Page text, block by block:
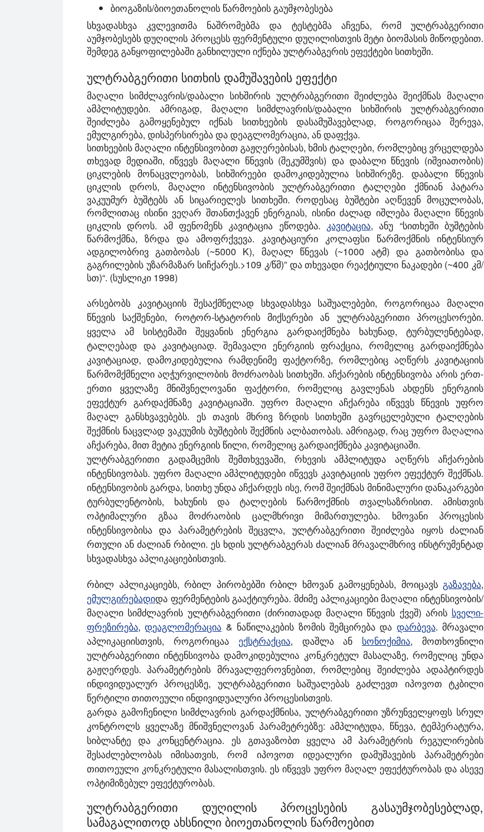
ბიოგაზის/ბიოეთანოლის წარმოების გაუმჯობესება
სხვადასხვა კვლევითმა ნაშრომებმა და ტესტებმა აჩვენა, რომ ულტრაბგერითი
აუმჯობესებს დუღილის პროცესს ფერმენტული დუღილისთვის მეტი ბიომასის მიწოდებით.
შემდეგ განყოფილებაში განხილული იქნება ულტრაბგერის ეფექტები სითხეში.
ულტრაბგერითი სითხის დამუშავების ეფექტი
მაღალი სიმძლავრის/დაბალი სიხშირის ულტრაბგერითი შეიძლება შეიქმნას მაღალი
ამპლიტუდები. ამრიგად, მაღალი სიმძლავრის/დაბალი სიხშირის ულტრაბგერითი
შეიძლება გამოყენებულ იქნას სითხეების დასამუშავებლად, როგორიცაა შერევა,
ემულგირება, დისპერსირება და დეაგლომერაცია, ან დაფქვა.
სითხეების მაღალი ინტენსივობით გაჟღერებისას, ხმის ტალღები, რომლებიც ვრცელდება
თხევად მედიაში, იწვევს მაღალი წნევის (შეკუმშვის) და დაბალი წნევის (იშვიათობის)
ციკლების მონაცვლეობას, სიხშირეები დამოკიდებულია სიხშირეზე. დაბალი წნევის
ციკლის დროს, მაღალი ინტენსივობის ულტრაბგერითი ტალღები ქმნიან პატარა
ვაკუუმურ ბუშტებს ან სიცარიელეს სითხეში. როდესაც ბუშტები აღწევენ მოცულობას,
რომლითაც ისინი ვეღარ შთანთქავენ ენერგიას, ისინი ძალად იშლება მაღალი წნევის
ციკლის დროს. ამ ფენომენს კავიტაცია ეწოდება. კავიტაცია, ანუ “სითხეში ბუშტების
წარმოქმნა, ზრდა და ამოფრქვევა. კავიტაციური კოლაფსი წარმოქმნის ინტენსიურ
ადგილობრივ გათბობას (~5000 K), მაღალ წნევას (~1000 ატმ) და გათბობისა და
გაგრილების უზარმაზარ სიჩქარეს.>109 კ/წმ)” და თხევადი რეაქტიული ნაკადები (~400 კმ/
სთ)“. (სუსლიკი 1998)
არსებობს კავიტაციის შესაქმნელად სხვადასხვა საშუალებები, როგორიცაა მაღალი
წნევის საქშენები, როტორ-სტატორის მიქსერები ან ულტრაბგერითი პროცესორები.
ყველა ამ სისტემაში შეყვანის ენერგია გარდაიქმნება ხახუნად, ტურბულენტებად,
ტალღებად და კავიტაციად. შემავალი ენერგიის ფრაქცია, რომელიც გარდაიქმნება
კავიტაციად, დამოკიდებულია რამდენიმე ფაქტორზე, რომლებიც აღწერს კავიტაციის
წარმომქმნელი აღჭურვილობის მოძრაობას სითხეში. აჩქარების ინტენსივობა არის ერთ-
ერთი ყველაზე მნიშვნელოვანი ფაქტორი, რომელიც გავლენას ახდენს ენერგიის
ეფექტურ გარდაქმნაზე კავიტაციაში. უფრო მაღალი აჩქარება იწვევს წნევის უფრო
მაღალ განსხვავებებს. ეს თავის მხრივ ზრდის სითხეში გავრცელებული ტალღების
შექმნის ნაცვლად ვაკუუმის ბუშტების შექმნის ალბათობას. ამრიგად, რაც უფრო მაღალია
აჩქარება, მით მეტია ენერგიის წილი, რომელიც გარდაიქმნება კავიტაციაში.
ულტრაბგერითი გადამცემის შემთხვევაში, რხევის ამპლიტუდა აღწერს აჩქარების
ინტენსივობას. უფრო მაღალი ამპლიტუდები იწვევს კავიტაციის უფრო ეფექტურ შექმნას.
ინტენსივობის გარდა, სითხე უნდა აჩქარდეს ისე, რომ შეიქმნას მინიმალური დანაკარგები
ტურბულენტობის, ხახუნის და ტალღების წარმოქმნის თვალსაზრისით. ამისთვის
ოპტიმალური გზაა მოძრაობის ცალმხრივი მიმართულება. ხმოვანი პროცესის
ინტენსივობისა და პარამეტრების შეცვლა, ულტრაბგერითი შეიძლება იყოს ძალიან
რთული ან ძალიან რბილი. ეს ხდის ულტრაბგერას ძალიან მრავალმხრივ ინსტრუმენტად
სხვადასხვა აპლიკაციებისთვის.
რბილ აპლიკაციებს, რბილ პირობებში რბილ ხმოვან გამოყენებას, მოიცავს გაზავება,
ემულგირებადიდა ფერმენტების გააქტიურება. მძიმე აპლიკაციები მაღალი ინტენსივობის/
მაღალი სიმძლავრის ულტრაბგერითი (ძირითადად მაღალი წნევის ქვეშ) არის სველი-
ფრეზირება,დეაგლომერაცია & ნაწილაკების ზომის შემცირება და დარბევა. მრავალი
აპლიკაციისთვის, როგორიცაა ექსტრაქცია, დაშლა ან სონოქიმია, მოთხოვნილი
ულტრაბგერითი ინტენსივობა დამოკიდებულია კონკრეტულ მასალაზე, რომელიც უნდა
გაჟღერდეს. პარამეტრების მრავალფეროვნებით, რომლებიც შეიძლება ადაპტირდეს
ინდივიდუალურ პროცესზე, ულტრაბგერითი საშუალებას გაძლევთ იპოვოთ ტკბილი
წერტილი თითოეული ინდივიდუალური პროცესისთვის.
გარდა გამოჩენილი სიმძლავრის გარდაქმნისა, ულტრაბგერითი უზრუნველყოფს სრულ
კონტროლს ყველაზე მნიშვნელოვან პარამეტრებზე: ამპლიტუდა, წნევა, ტემპერატურა,
სიბლანტე და კონცენტრაცია. ეს გთავაზობთ ყველა ამ პარამეტრის რეგულირების
შესაძლებლობას იმისათვის, რომ იპოვოთ იდეალური დამუშავების პარამეტრები
თითოეული კონკრეტული მასალისთვის. ეს იწვევს უფრო მაღალ ეფექტურობას და ასევე
ოპტიმიზებულ ეფექტურობას.
ულტრაბგერითი დუღილის პროცესების გასაუმჯობესებლად,
სამაგალითოდ ახსნილი ბიოეთანოლის წარმოებით